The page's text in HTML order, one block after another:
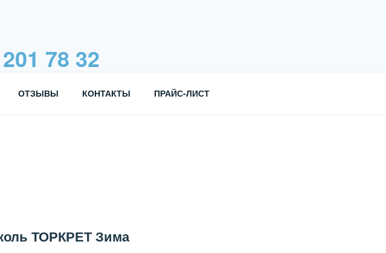
78 32
ОТЗЫВЫ КОНТАКТЫ ПРАЙС-ЛИСТ
ТОРКРЕТ Зима